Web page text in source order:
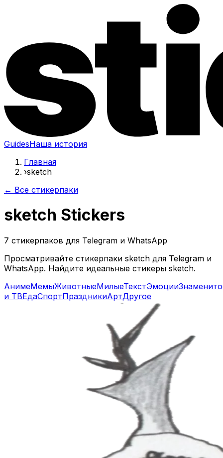
GuidesНаша история
Главная
›sketch
← Все стикерпаки
sketch Stickers
7 стикерпаков для Telegram и WhatsApp
Просматривайте стикерпаки sketch для Telegram и
WhatsApp. Найдите идеальные стикеры sketch.
АнимеМемыЖивотныеМилыеТекстЭмоции
и ТВЕдаСпортПраздникиАртДругое